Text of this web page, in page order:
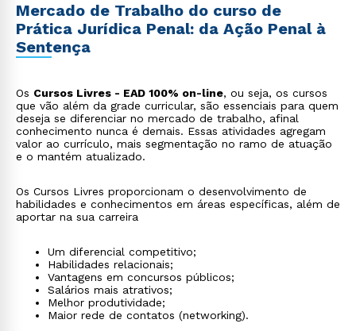
Mercado de Trabalho do curso de
Prática Jurídica Penal: da Ação Penal à
Sentença
Os Cursos Livres - EAD 100% on-line, ou seja, os cursos
que vão além da grade curricular, são essenciais para quem
deseja se diferenciar no mercado de trabalho, afinal
conhecimento nunca é demais. Essas atividades agregam
valor ao currículo, mais segmentação no ramo de atuação
e o mantém atualizado.
Os Cursos Livres proporcionam o desenvolvimento de
habilidades e conhecimentos em áreas específicas, além de
aportar na sua carreira
Um diferencial competitivo;
Habilidades relacionais;
Vantagens em concursos públicos;
Salários mais atrativos;
Melhor produtividade;
Maior rede de contatos (networking).